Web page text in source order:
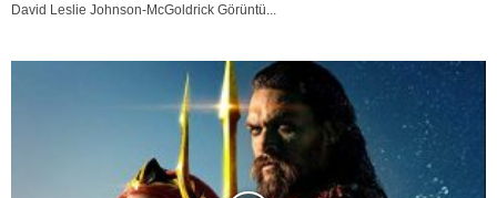
David Leslie Johnson-McGoldrick Görüntü...